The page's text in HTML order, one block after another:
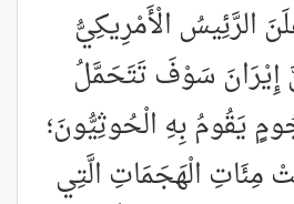
الرَّئِيسُ الْأَمْرِيكِيُّ
إِيْرَانَ سَوْفَ تَتَحَمَّلُ
يَقُومُ بِهِ الْحُوثِيُّونَ؛
مِئَاتِ الْهَجَمَاتِ الَّتِي